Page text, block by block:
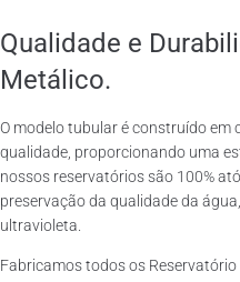
Qualidade e
Metálico.
O modelo tubular é construído em
qualidade, proporcionando uma
nossos reservatórios são 100%
preservação da qualidade da
ultravioleta.
Fabricamos todos os